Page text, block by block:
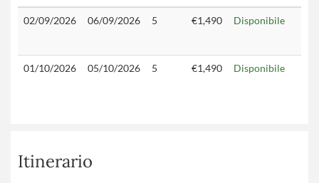
02/09/2026 06/09/2026 5 €1,490 Disponibile
01/10/2026 05/10/2026 5 €1,490 Disponibile
Itinerario